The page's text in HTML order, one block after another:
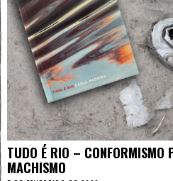
TUDO É RIO – CONFORMISMO
MACHISMO